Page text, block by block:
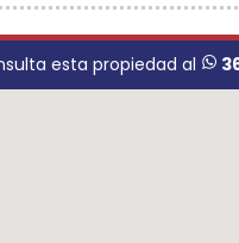
esta propiedad al